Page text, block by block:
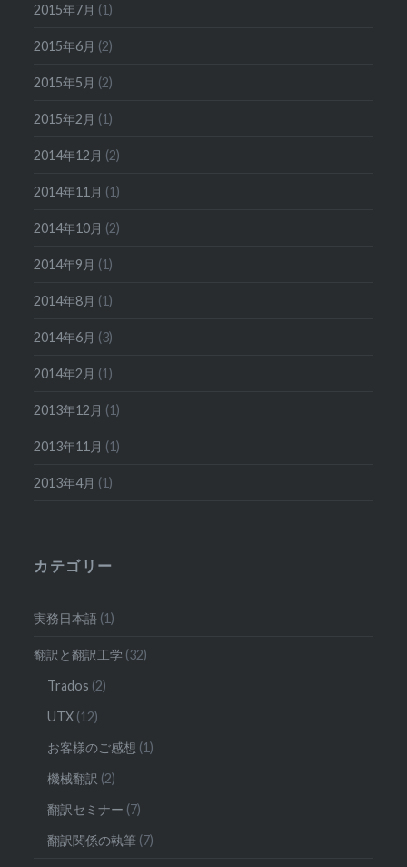
2015年7月 (1)
2015年6月 (2)
2015年5月 (2)
2015年2月 (1)
2014年12月 (2)
2014年11月 (1)
2014年10月 (2)
2014年9月 (1)
2014年8月 (1)
2014年6月 (3)
2014年2月 (1)
2013年12月 (1)
2013年11月 (1)
2013年4月 (1)
カテゴリー
実務日本語 (1)
翻訳と翻訳工学 (32)
Trados (2)
UTX (12)
お客様のご感想 (1)
機械翻訳 (2)
翻訳セミナー (7)
翻訳関係の執筆 (7)